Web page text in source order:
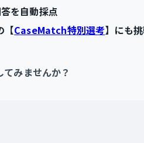
を自動採点
【CaseMatch特別選考】にも
みませんか？